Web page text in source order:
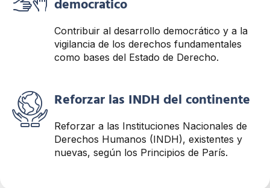
democratico
Contribuir al desarrollo democrático y a la
vigilancia de los derechos fundamentales
como bases del Estado de Derecho.
Reforzar las INDH del continente
Reforzar a las Instituciones Nacionales de
Derechos Humanos (INDH), existentes y
nuevas, según los Principios de París.